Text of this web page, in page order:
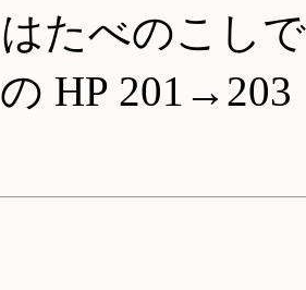
はたべのこし
の HP 201→203